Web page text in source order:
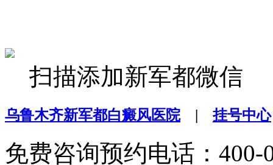
扫描添加新军都微信
乌鲁木齐新军都白癜风医院|挂号中心
免费咨询预约电话：400-